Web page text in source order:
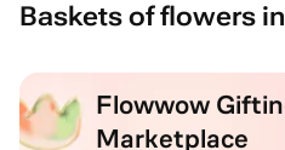
Baskets of flowers
Flowwow
Marketplace